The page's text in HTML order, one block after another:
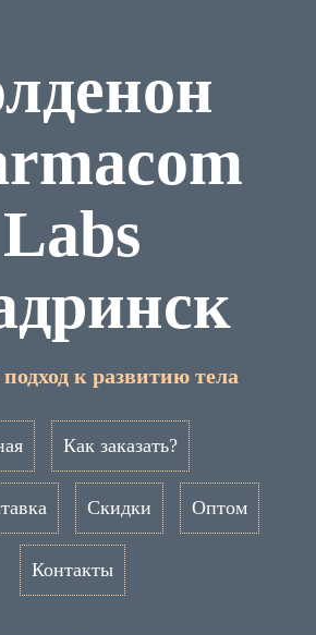
Labs
к развитию тела
Как заказать?
Скидки Оптом
Контакты